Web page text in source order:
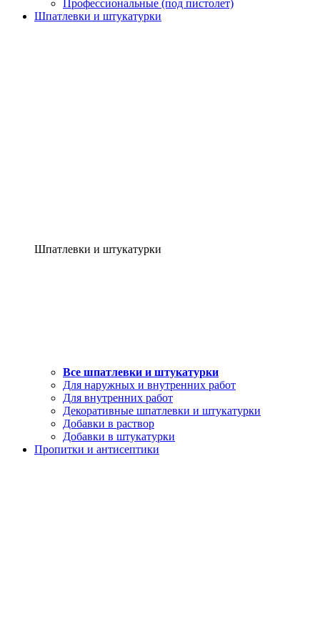
Профессиональные (под пистолет)
Шпатлевки и штукатурки
Шпатлевки и штукатурки
Все шпатлевки и штукатурки
Для наружных и внутренних работ
Для внутренних работ
Декоративные шпатлевки и штукатурки
Добавки в раствор
Добавки в штукатурки
Пропитки и антисептики